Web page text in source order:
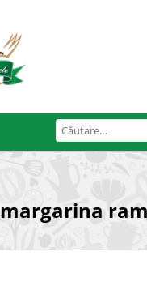
Caută
după:
margarina